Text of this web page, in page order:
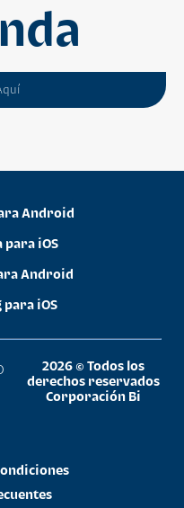
Android
para iOS
Android
para iOS
2026 © Todos los
derechos reservados
Corporación Bi